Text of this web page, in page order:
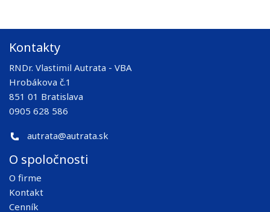
Kontakty
RNDr. Vlastimil Autrata - VBA
Hrobákova č.1
851 01 Bratislava
0905 628 586
autrata@autrata.sk
O spoločnosti
O firme
Kontakt
Cenník